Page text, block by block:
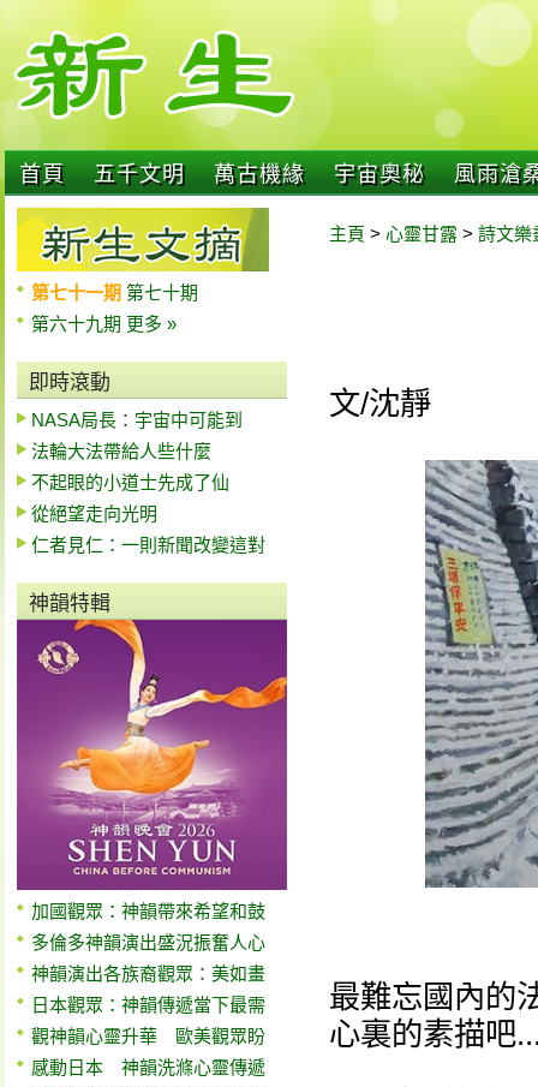
首頁 五千文明 萬古機緣 宇宙奧秘 風雨滄
第七十一期 第七十期
第六十九期 更多 »
即時滾動
NASA局長：宇宙中可能到
法輪大法帶給人些什麼
不起眼的小道士先成了仙
從絕望走向光明
仁者見仁：一則新聞改變這對
神韻特輯
加國觀眾：神韻帶來希望和鼓
多倫多神韻演出盛況振奮人心
神韻演出各族裔觀眾：美如畫
日本觀眾：神韻傳遞當下最需
觀神韻心靈升華 歐美觀眾盼
感動日本 神韻洗滌心靈傳遞
主頁 > 心靈甘露 > 詩文樂
文/沈靜
最難忘國內的
心裏的素描吧